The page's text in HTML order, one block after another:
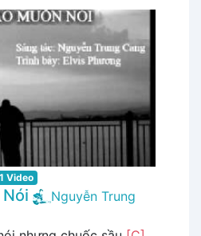
1 Video
Nguyễn Trung